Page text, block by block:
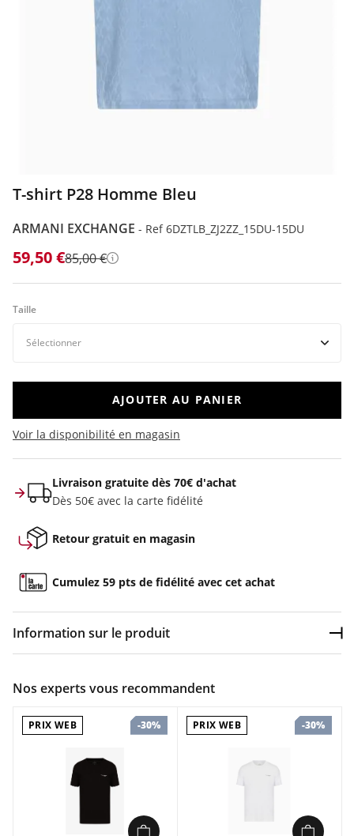
T-shirt P28 Homme Bleu
ARMANI EXCHANGE - Ref 6DZTLB_ZJ2ZZ_15DU-15DU
59,50 €85,00 € Détails
Taille
AJOUTER AU PANIER
Voir la disponibilité en magasin
Livraison gratuite dès 70€ d'achat
Dès 50€ avec la carte fidélité
Retour gratuit en magasin
Cumulez 59 pts de fidélité avec cet achat
Information sur le produit
T-shirt coupe classique en coton mercerisé avec encolure
de la sélection ASV car le tissu est fabriqué avec un matériau
certifié recyclé ou durable : un modèle qui combine le style
plus élevée. Jacquard Logo de la marque Bicolore Col rond
Nos experts vous recommandent
PRIX WEB -30% PRIX WEB -30%